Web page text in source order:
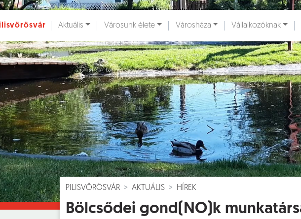
tartalomhoz Aktuális Városunk élete Városháza Vállalkozóknak
PILISVÖRÖSVÁR AKTUÁLIS HÍREK
Bölcsődei gond(NO)k
Események [] Dokumentumok []